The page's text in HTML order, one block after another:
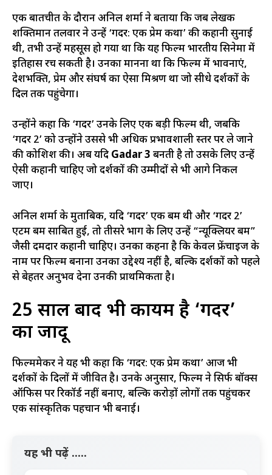
एक बातचीत के दौरान अनिल शर्मा ने बताया कि जब लेखक
शक्तिमान तलवार ने उन्हें ‘गदर: एक प्रेम कथा’ की कहानी सुनाई
थी, तभी उन्हें महसूस हो गया था कि यह फिल्म भारतीय सिनेमा में
इतिहास रच सकती है। उनका मानना था कि फिल्म में भावनाएं,
देशभक्ति, प्रेम और संघर्ष का ऐसा मिश्रण था जो सीधे दर्शकों के
दिल तक पहुंचेगा।
उन्होंने कहा कि ‘गदर’ उनके लिए एक बड़ी फिल्म थी, जबकि
‘गदर 2’ को उन्होंने उससे भी अधिक प्रभावशाली स्तर पर ले जाने
की कोशिश की। अब यदि Gadar 3 बनती है तो उसके लिए उन्हें
ऐसी कहानी चाहिए जो दर्शकों की उम्मीदों से भी आगे निकल
जाए।
अनिल शर्मा के मुताबिक, यदि ‘गदर’ एक बम थी और ‘गदर 2’
एटम बम साबित हुई, तो तीसरे भाग के लिए उन्हें “न्यूक्लियर बम”
जैसी दमदार कहानी चाहिए। उनका कहना है कि केवल फ्रेंचाइज के
नाम पर फिल्म बनाना उनका उद्देश्य नहीं है, बल्कि दर्शकों को पहले
से बेहतर अनुभव देना उनकी प्राथमिकता है।
25 साल बाद भी कायम है ‘गदर’
का जादू
फिल्ममेकर ने यह भी कहा कि ‘गदर: एक प्रेम कथा’ आज भी
दर्शकों के दिलों में जीवित है। उनके अनुसार, फिल्म ने सिर्फ बॉक्स
ऑफिस पर रिकॉर्ड नहीं बनाए, बल्कि करोड़ों लोगों तक पहुंचकर
एक सांस्कृतिक पहचान भी बनाई।
यह भी पढ़ें .....